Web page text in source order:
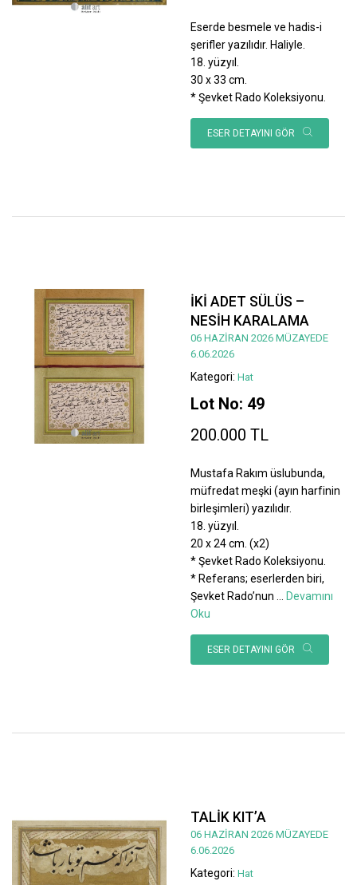
Eserde besmele ve hadis-i
şerifler yazılıdır. Haliyle.
18. yüzyıl.
30 x 33 cm.
* Şevket Rado Koleksiyonu.
ESER DETAYINI GÖR
İKİ ADET SÜLÜS –
NESİH KARALAMA
06 HAZİRAN 2026 MÜZAYEDE
6.06.2026
Kategori: Hat
Lot No: 49
200.000 TL
Mustafa Rakım üslubunda,
müfredat meşki (ayın harfinin
birleşimleri) yazılıdır.
18. yüzyıl.
20 x 24 cm. (x2)
* Şevket Rado Koleksiyonu.
* Referans; eserlerden biri,
Şevket Rado’nun
Devamını
Oku
ESER DETAYINI GÖR
TALİK KIT’A
06 HAZİRAN 2026 MÜZAYEDE
6.06.2026
Kategori: Hat